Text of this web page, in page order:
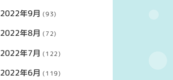
2022年9月 (93)
2022年8月 (72)
2022年7月 (122)
2022年6月 (119)